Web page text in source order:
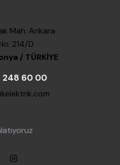
Mah. Ankara
214/D
/ TÜRKİYE
248 60 00